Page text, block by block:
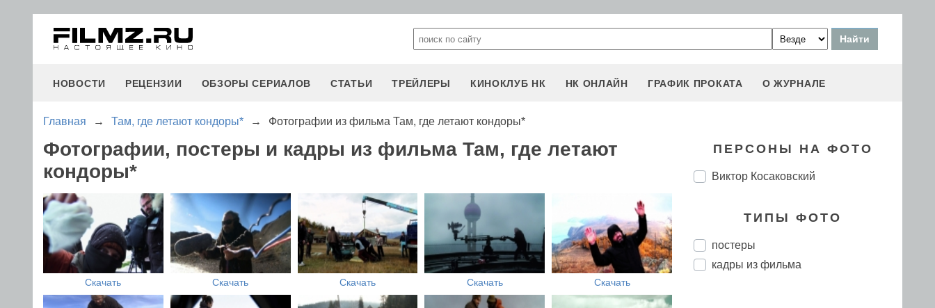
НОВОСТИ РЕЦЕНЗИИ ОБЗОРЫ СЕРИАЛОВ СТАТЬИ ТРЕЙЛЕРЫ КИНОКЛУБ НК НК ОНЛАЙН ГРАФИК ПРОКАТА О ЖУРНАЛЕ
Главная → Там, где летают кондоры* → Фотографии из фильма Там, где летают кондоры*
Фотографии, постеры и кадры из фильма Там, где летают
кондоры*
Скачать Скачать Скачать Скачать Скачать
ПЕРСОНЫ НА ФОТО
Виктор Косаковский
ТИПЫ ФОТО
постеры
кадры из фильма